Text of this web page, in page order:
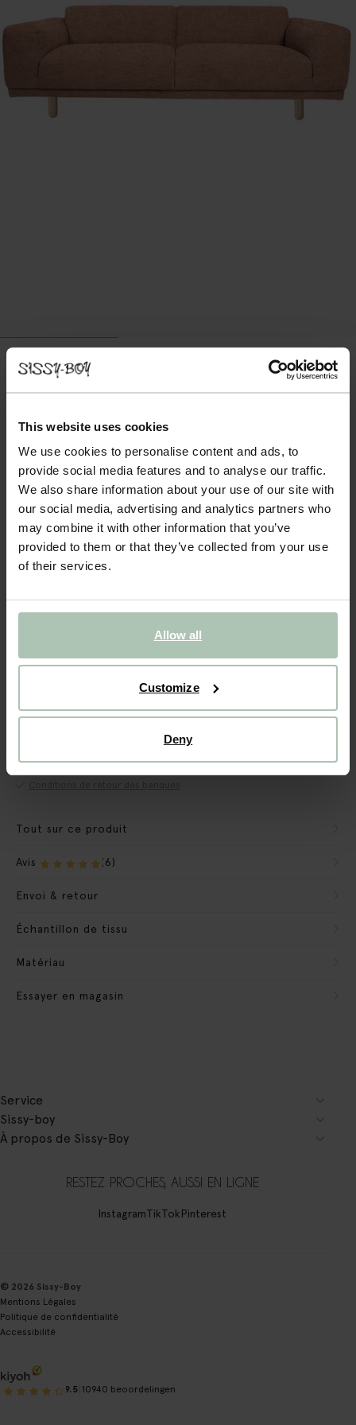
This website uses cookies
We use cookies to personalise content and ads, to
provide social media features and to analyse our traffic.
We also share information about your use of our site with
our social media, advertising and analytics partners who
may combine it with other information that you’ve
provided to them or that they’ve collected from your use
of their services.
Allow all
Customize
Deny
SIR CANAPÉ 3 PLACES - BRIQUE
1699.00
Magnifique canapé 3 places de la série Sir de Sissy-Boy. Grâce à
offre une assise confortable. Les pieds du canapé sont en chêne
naturel pour une touche de fraîcheur. ...Lire plus
Choisir le modèle 3 places (1x)
2 Choisir le tissu
Garantie CBW
Nous préparons le banc pour qu'il soit prêt à l'emploi.
Nous emportons les matériaux d'emballage
Tout sur ce produit
Avis (6)
Envoi & retour
Échantillon de tissu
Matériau
Essayer en magasin
Service
Sissy-boy
À propos de Sissy-Boy
RESTEZ PROCHES, AUSSI EN LIGNE
InstagramTikTokPinterest
© 2026 Sissy-Boy
Mentions Légales
Politique de confidentialité
Accessibilité
9.5 10940 beoordelingen